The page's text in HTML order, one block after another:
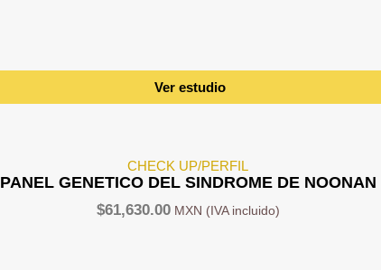
Ver estudio
CHECK UP/PERFIL
PANEL GENETICO DEL SINDROME DE NOONAN
$61,630.00